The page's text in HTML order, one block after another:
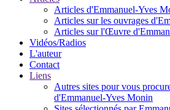
Articles d'Emmanuel-Yves
Articles sur les ouvrages
Articles sur l'Œuvre
Vidéos/Radios
L'auteur
Contact
Liens
Autres sites pour vous
d'Emmanuel-Yves Monin